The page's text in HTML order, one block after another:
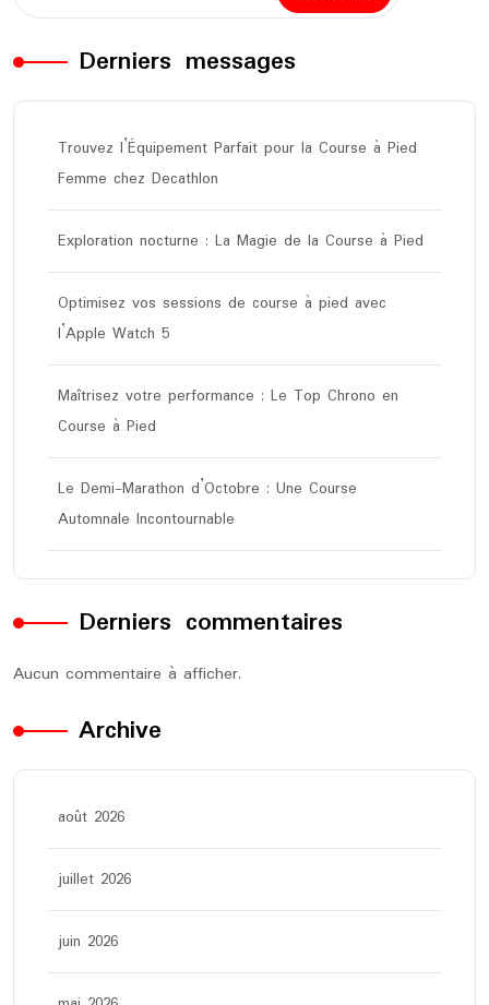
Derniers messages
Trouvez l’Équipement Parfait pour la Course à Pied
Femme chez Decathlon
Exploration nocturne : La Magie de la Course à Pied
Optimisez vos sessions de course à pied avec
l’Apple Watch 5
Maîtrisez votre performance : Le Top Chrono en
Course à Pied
Le Demi-Marathon d’Octobre : Une Course
Automnale Incontournable
Derniers commentaires
Aucun commentaire à afficher.
Archive
août 2026
juillet 2026
juin 2026